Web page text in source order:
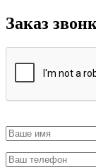
Заказ